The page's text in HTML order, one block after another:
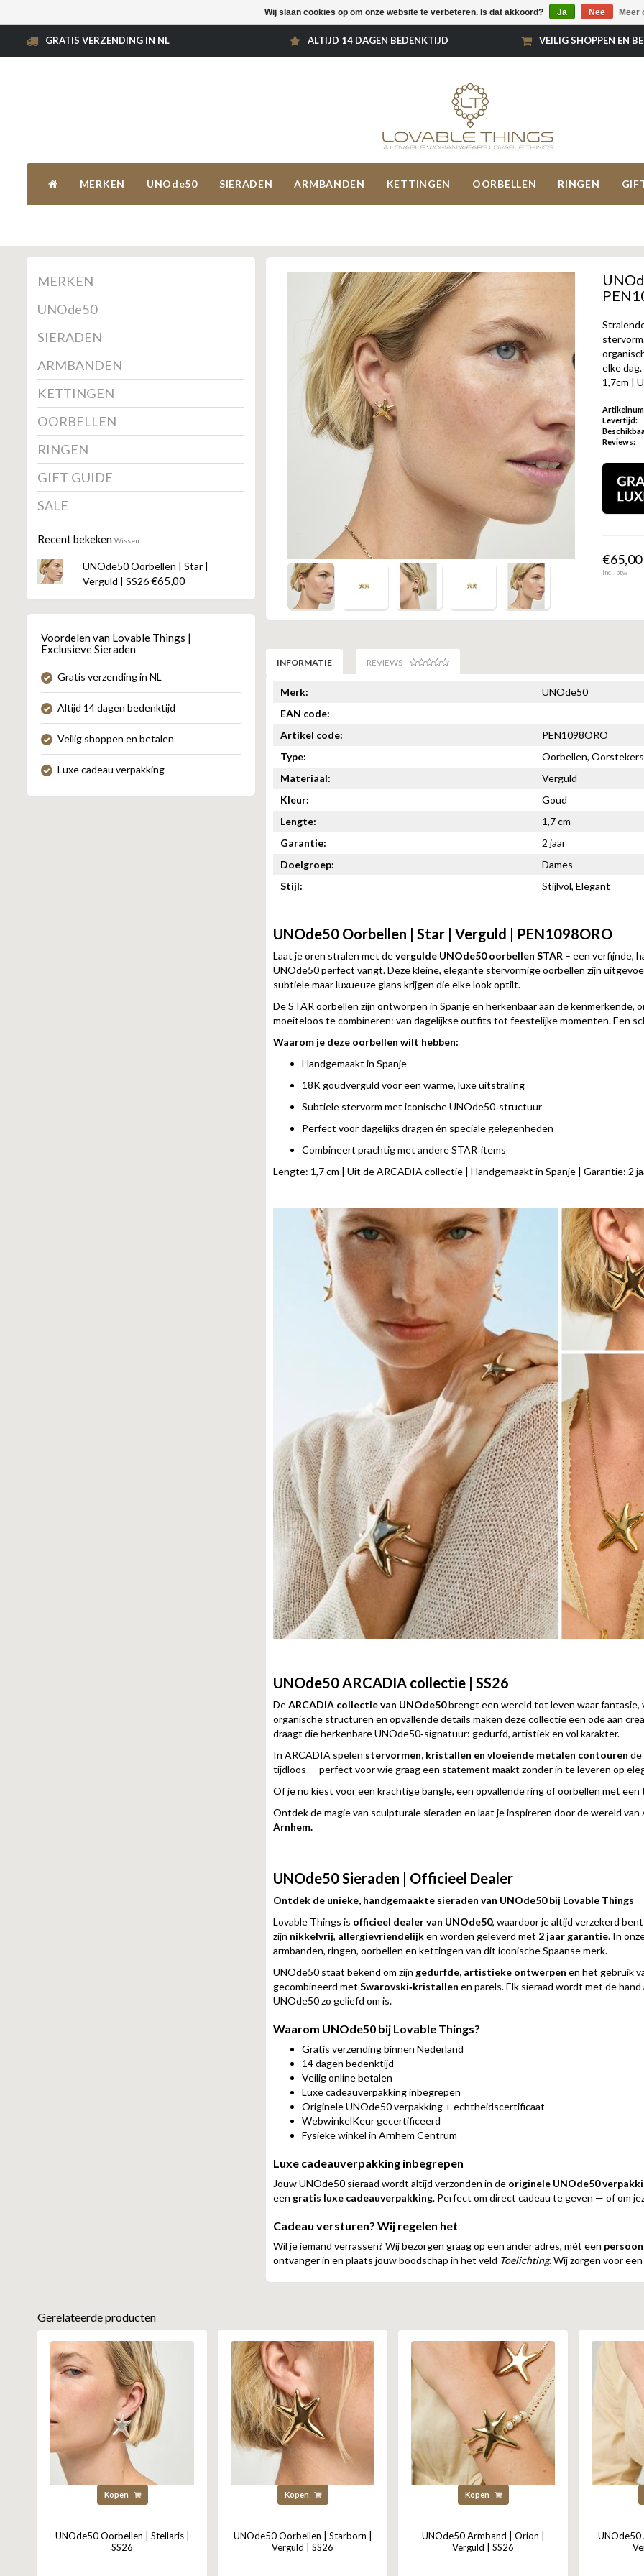
GRATIS VERZENDING IN NL ALTIJD 14 DAGEN BEDENKTIJD VEILIG SHOPPEN EN
MERKEN UNOde50 SIERADEN ARMBANDEN KETTINGEN OORBELLEN RINGEN
MERKEN
UNOde50
SIERADEN
ARMBANDEN
KETTINGEN
OORBELLEN
RINGEN
GIFT GUIDE
SALE
Recent bekeken Wissen
UNOde50 Oorbellen | Star |
Verguld | SS26€65,00
Voordelen van Lovable Things |
Exclusieve Sieraden
Gratis verzending in NL
Altijd 14 dagen bedenktijd
Veilig shoppen en betalen
Luxe cadeau verpakking
elke
1,7cm |
Levertijd:
Reviews:
€65,00
Incl. btw
INFORMATIE REVIEWS
Merk:
UNOde50
EAN code:
-
Artikel code:
PEN1098ORO
Type:
Oorbellen, Oorstekers
Materiaal:
Verguld
Kleur:
Goud
Lengte:
1,7 cm
Garantie:
2 jaar
Doelgroep:
Dames
Stijl:
Stijlvol, Elegant
UNOde50 Oorbellen | Star | Verguld | PEN1098ORO
Laat je oren stralen met devergulde UNOde50 oorbellen STAR– een verfijnde,
UNOde50 perfect vangt. Deze kleine, elegante stervormige oorbellen zijn
subtiele maar luxueuze glans krijgen die elke look optilt.
De STAR oorbellen zijn ontworpen in Spanje en herkenbaar aan de
moeiteloos te combineren: van dagelijkse outfits tot feestelijke momenten. Een
Waarom je deze oorbellen wilt hebben:
Handgemaakt in Spanje
18K goudverguld voor een warme, luxe uitstraling
Subtiele stervorm met iconische UNOde50‑structuur
Perfect voor dagelijks dragen én speciale gelegenheden
Combineert prachtig met andere STAR‑items
Lengte: 1,7 cm | Uit de ARCADIA collectie | Handgemaakt in Spanje | Garantie: 2
UNOde50 ARCADIA collectie | SS26
DeARCADIA collectie van UNOde50brengt een wereld tot leven waar fantasie,
organische structuren en opvallende details maken deze collectie een ode aan
draagt die herkenbare UNOde50‑signatuur: gedurfd, artistiek en vol karakter.
In ARCADIA spelen stervormen, kristallen en vloeiende metalen contouren de
tijdloos — perfect voor wie graag een statement maakt zonder in te leveren op
Of je nu kiest voor een krachtige bangle, een opvallende ring of oorbellen met
Ontdek de magie van sculpturale sieraden en laat je inspireren door de wereld
Arnhem.
UNOde50 Sieraden | Officieel Dealer
Ontdek de unieke, handgemaakte sieraden van UNOde50 bij Lovable Things
Lovable Things is officieel dealer van UNOde50, waardoor je altijd verzekerd
zijn nikkelvrij, allergievriendelijken worden geleverd met 2 jaar garantie. In
armbanden, ringen, oorbellen en kettingen van dit iconische Spaanse merk.
UNOde50 staat bekend om zijn gedurfde, artistieke ontwerpen en het gebruik
gecombineerd met Swarovski‑kristallen en parels. Elk sieraad wordt met de
UNOde50 zo geliefd om is.
Waarom UNOde50 bij Lovable Things?
Gratis verzending binnen Nederland
14 dagen bedenktijd
Veilig online betalen
Luxe cadeauverpakking inbegrepen
Originele UNOde50 verpakking + echtheidscertificaat
WebwinkelKeur gecertificeerd
Fysieke winkel in Arnhem Centrum
Luxe cadeauverpakking inbegrepen
Jouw UNOde50 sieraad wordt altijd verzonden in de originele UNOde50
een gratis luxe cadeauverpakking. Perfect om direct cadeau te geven — of om
Cadeau versturen? Wij regelen het
Wil je iemand verrassen? Wij bezorgen graag op een ander adres, mét een
ontvanger in en plaats jouw boodschap in het veld Toelichting. Wij zorgen voor
Gerelateerde producten
Kopen
UNOde50 Oorbellen | Stellaris |
SS26
Kopen
UNOde50 Oorbellen | Starborn |
Verguld | SS26
Kopen
UNOde50 Armband | Orion |
Verguld | SS26
UNOde50
Wij slaan cookies op om onze website te verbeteren. Is dat akkoord? Ja Nee Meer